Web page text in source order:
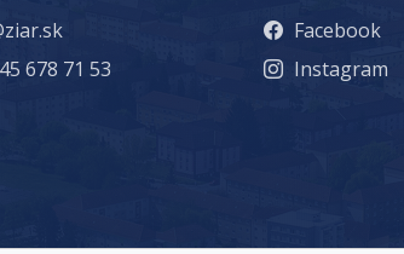
678 71 53
Facebook
Instagram